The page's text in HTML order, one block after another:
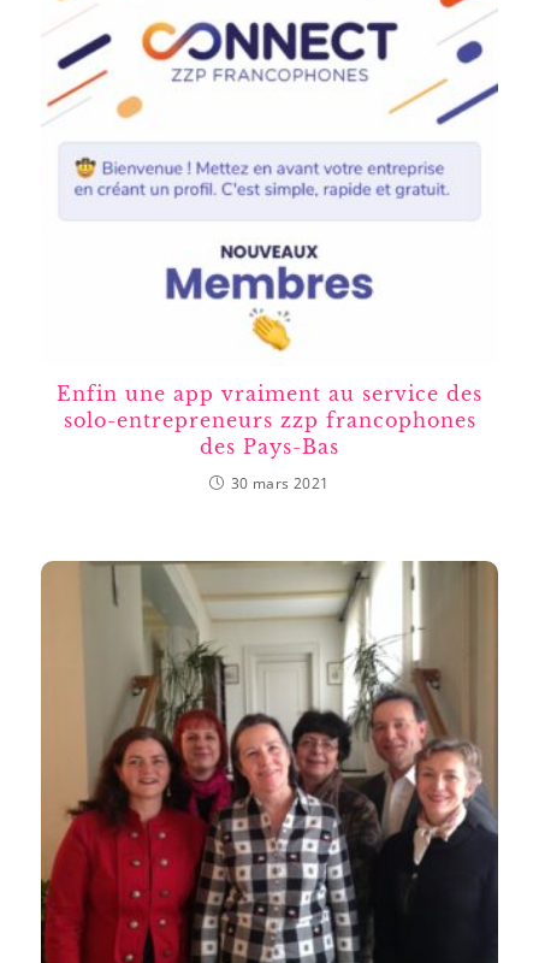
Enfin une app vraiment au service des
solo-entrepreneurs zzp francophones
des Pays-Bas
30 mars 2021